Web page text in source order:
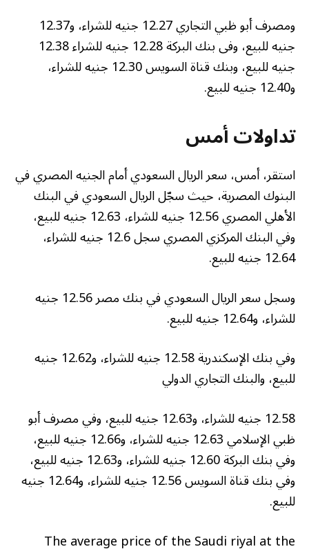
ومصرف أبو ظبي التجاري 12.27 جنيه للشراء، و12.37
جنيه للبيع، وفى بنك البركة 12.28 جنيه للشراء 12.38
جنيه للبيع، وبنك قناة السويس 12.30 جنيه للشراء،
و12.40 جنيه للبيع.
تداولات أمس
استقر، أمس، سعر الريال السعودي أمام الجنيه المصري في
البنوك المصرية، حيث سجّل الريال السعودي في البنك
الأهلي المصري 12.56 جنيه للشراء، 12.63 جنيه للبيع،
وفي البنك المركزي المصري سجل 12.6 جنيه للشراء،
12.64 جنيه للبيع.
وسجل سعر الريال السعودي في بنك مصر 12.56 جنيه
للشراء، و12.64 جنيه للبيع.
وفي بنك الإسكندرية 12.58 جنيه للشراء، و12.62 جنيه
للبيع، والبنك التجاري الدولي
12.58 جنيه للشراء، و12.63 جنيه للبيع، وفي مصرف أبو
ظبي الإسلامي 12.63 جنيه للشراء، و12.66 جنيه للبيع،
وفي بنك البركة 12.60 جنيه للشراء، و12.63 جنيه للبيع،
وفي بنك قناة السويس 12.56 جنيه للشراء، و12.64 جنيه
للبيع.
The average price of the Saudi riyal at the